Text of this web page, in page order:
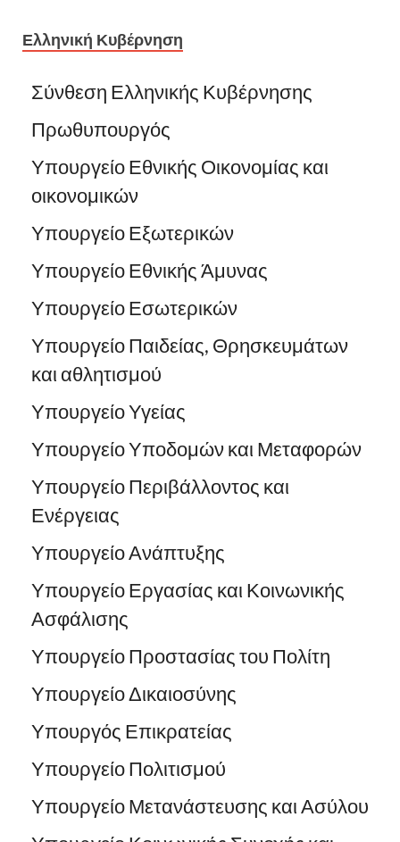
Ελληνική Κυβέρνηση
Σύνθεση Ελληνικής Κυβέρνησης
Πρωθυπουργός
Υπουργείο Εθνικής Οικονομίας και
οικονομικών
Υπουργείο Εξωτερικών
Υπουργείο Εθνικής Άμυνας
Υπουργείο Εσωτερικών
Υπουργείο Παιδείας, Θρησκευμάτων
και αθλητισμού
Υπουργείο Υγείας
Υπουργείο Υποδομών και Μεταφορών
Υπουργείο Περιβάλλοντος και
Ενέργειας
Υπουργείο Ανάπτυξης
Υπουργείο Εργασίας και Κοινωνικής
Ασφάλισης
Υπουργείο Προστασίας του Πολίτη
Υπουργείο Δικαιοσύνης
Υπουργός Επικρατείας
Υπουργείο Πολιτισμού
Υπουργείο Μετανάστευσης και Ασύλου